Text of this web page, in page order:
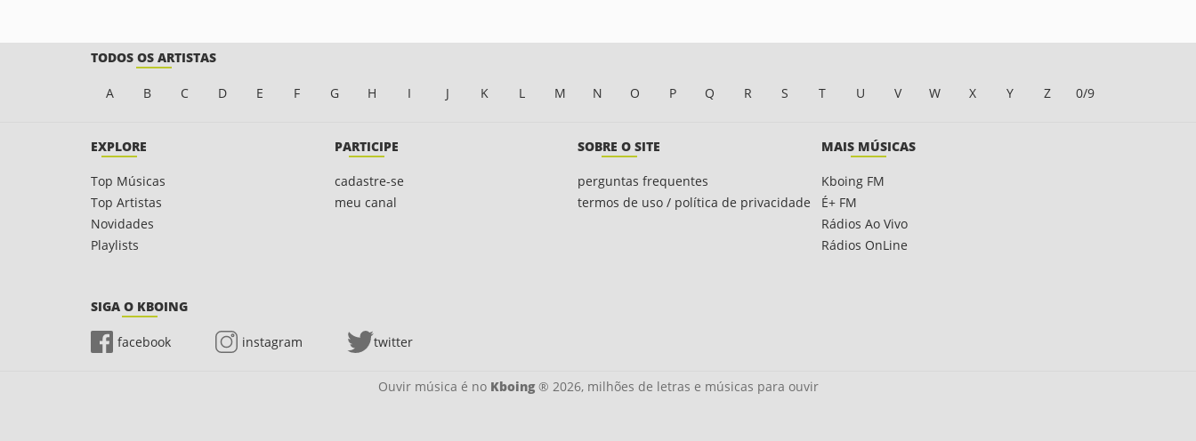
TODOS OS ARTISTAS
A B C D E F G H I J K L M N O P Q R S T U V W X Y Z 0/9
EXPLORE
Top Músicas
Top Artistas
Novidades
Playlists
PARTICIPE
cadastre-se
meu canal
SOBRE O SITE
perguntas frequentes
termos de uso / política de privacidade
MAIS MÚSICAS
Kboing FM
É+ FM
Rádios Ao Vivo
Rádios OnLine
SIGA O KBOING
facebook instagram twitter
Ouvir música é no Kboing® 2026, milhões de letras e músicas para ouvir